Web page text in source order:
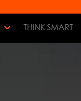
THINK SMART